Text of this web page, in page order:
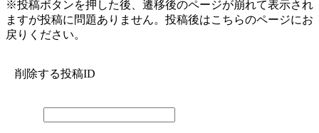
※投稿ボタンを押した後、遷移後のページが崩れて表示され
ますが投稿に問題ありません。投稿後はこちらのページにお
戻りください。
削除する投稿ID